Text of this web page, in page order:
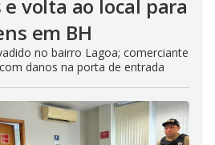
volta ao local para
em BH
no bairro Lagoa; comerciante
danos na porta de entrada